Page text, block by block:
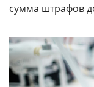
сумма штрафов